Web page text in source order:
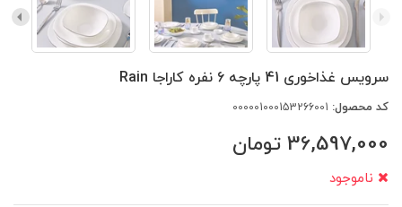
سرویس غذاخوری 41 پارچه 6 نفره کاراجا Rain
کد محصول:
36,597,000 تومان
ناموجود